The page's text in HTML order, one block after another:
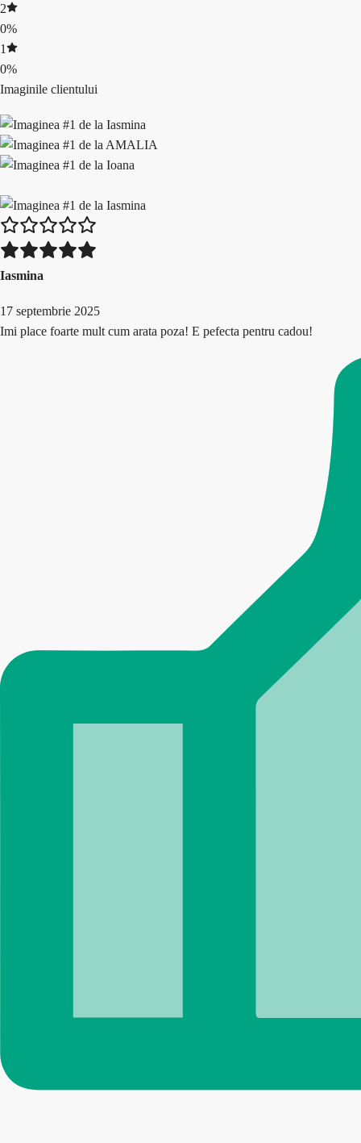
2
0%
1
0%
Imaginile clientului
Iasmina
17 septembrie 2025
Imi place foarte mult cum arata poza! E pefecta pentru cadou!